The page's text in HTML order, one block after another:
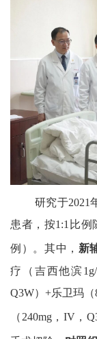
研究于2021
患者，按1:1 比例
例）。其中， 新
疗（吉西他滨
Q3W）+乐卫玛（
（ 240mg， IV，